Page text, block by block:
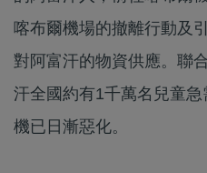
喀布爾機場的撤離行動及
對阿富汗的物資供應。聯
汗全國約有1千萬名兒童
機已日漸惡化。